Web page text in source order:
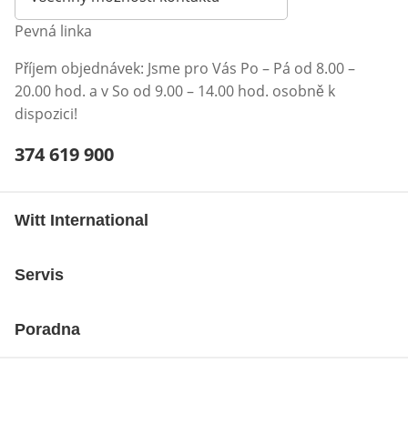
Pevná linka
Příjem objednávek: Jsme pro Vás Po – Pá od 8.00 –
20.00 hod. a v So od 9.00 – 14.00 hod. osobně k
dispozici!
Telefonní číslo:
374 619 900
Witt International
Servis
Poradna